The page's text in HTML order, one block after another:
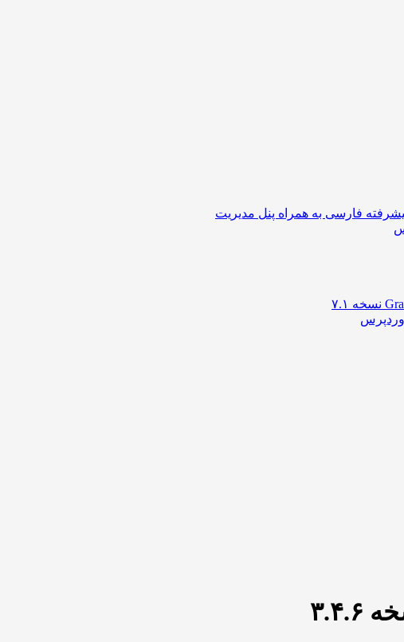
فارسی به همراه پنل مدیریت